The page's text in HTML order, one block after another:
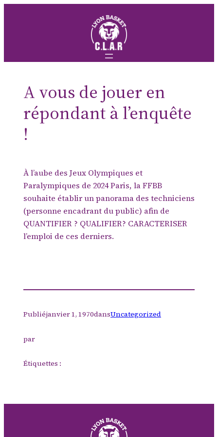
A vous de jouer en
répondant à l’enquête
!
À l’aube des Jeux Olympiques et
Paralympiques de 2024 Paris, la FFBB
souhaite établir un panorama des techniciens
(personne encadrant du public) afin de
QUANTIFIER ? QUALIFIER? CARACTERISER
l’emploi de ces derniers.
Publiéjanvier 1, 1970dansUncategorized
par
Étiquettes :